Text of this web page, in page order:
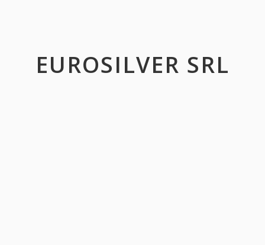
EUROSILVER SRL